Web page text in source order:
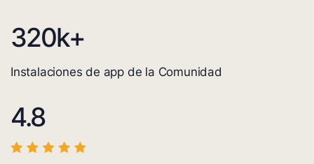
320k+
Instalaciones de app de la Comunidad
4.8